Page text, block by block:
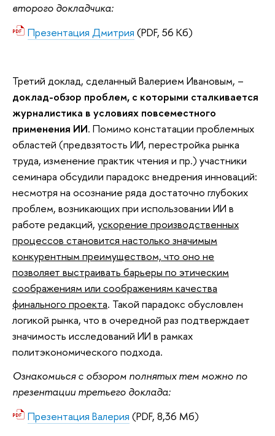
второго докладчика:
Презентация Дмитрия (PDF, 56 Кб)
Третий доклад, сделанный Валерием Ивановым, –
доклад-обзор проблем, с которыми сталкивается
журналистика в условиях повсеместного
применения ИИ. Помимо констатации проблемных
областей (предвзятость ИИ, перестройка рынка
труда, изменение практик чтения и пр.) участники
семинара обсудили парадокс внедрения инноваций:
несмотря на осознание ряда достаточно глубоких
проблем, возникающих при использовании ИИ в
работе редакций, ускорение производственных
процессов становится настолько значимым
конкурентным преимуществом, что оно не
позволяет выстраивать барьеры по этическим
соображениям или соображениям качества
финального проекта. Такой парадокс обусловлен
логикой рынка, что в очередной раз подтверждает
значимость исследований ИИ в рамках
политэкономического подхода.
Ознакомиься с обзором полнятых тем можно по
презентации третьего доклада:
Презентация Валерия (PDF, 8,36 Мб)